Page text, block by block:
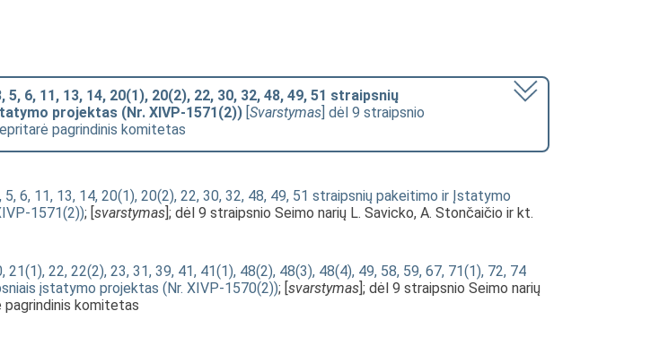
6, 11, 13, 14, 20(1), 20(2), 22, 30, 32, 48, 49, 51 straipsnių
projektas (Nr. XIVP-1571(2)) [Svarstymas] dėl 9 straipsnio
pagrindinis komitetas
6, 11, 13, 14, 20(1), 20(2), 22, 30, 32, 48, 49, 51 straipsnių pakeitimo ir Įstatymo
1571(2)); [svarstymas]; dėl 9 straipsnio Seimo narių L. Savicko, A. Stončaičio ir kt.
22, 22(2), 23, 31, 39, 41, 41(1), 48(2), 48(3), 48(4), 49, 58, 59, 67, 71(1), 72, 74
įstatymo projektas (Nr. XIVP-1570(2)); [svarstymas]; dėl 9 straipsnio Seimo narių
pagrindinis komitetas